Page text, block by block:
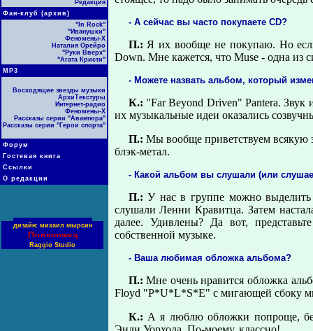
Редакция
Фан-клуб (архив)
"In Rock"
"Иванушки"
Феномены-Х
Наталия Орейро
"Руки Вверх"
"Агата Кристи"
МР3
Восходящие звезды музыки
АрхиТекстуры
Интернет-радио
Феномены-Х
Рассказы серии "Авантюра"
Рассказы серии "Герои спорта"
Форум
Гостевая книга
Ссылки
О редакции
дизайн: михаил мырсин
Поддержка
Raggio Studio
- А сейчас вы часто покупаете CD?
П.: Я их вообще не покупаю. Но
Down. Мне кажется, что Muse - одна из
- Можете назвать альбом, который
К.: "Far Beyond Driven" Pantera. Звук
их музыкальные идеи оказались
П.: Мы вообще приветствуем всякую
блэк-метал.
- Какой альбом вы слушали (или
П.:У нас в группе можно
слушали Ленни Кравитца. Затем
далее. Удивлены? Да вот,
собственной музыке.
- Ваша любимая обложка альбома?
П.:Мне очень нравится обложка
Floyd "P*U*L*S*E" c мигающей сбоку
К.: А я люблю обложки попроще,